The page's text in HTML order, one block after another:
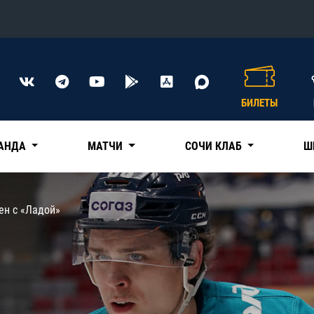
Конференция «Восток»
Нефтехимик
Трактор
Дивизион Чернышева
КХЛ
БИЛЕТЫ
МАТЧИ СОЧИ КЛАБ
с «Ладой»